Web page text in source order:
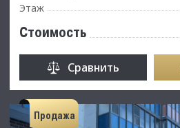
Этаж
Стоимость
Сравнить
Продажа